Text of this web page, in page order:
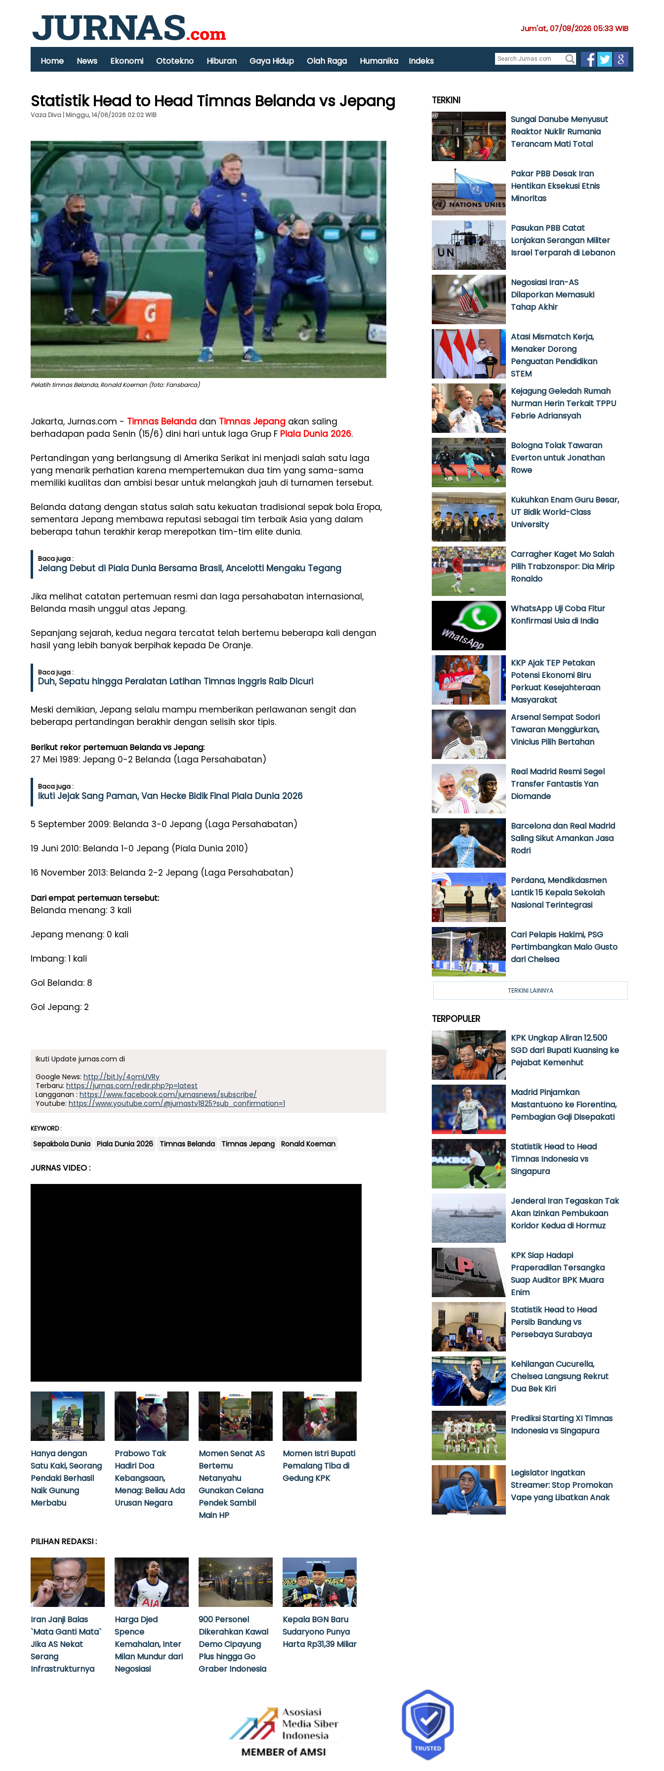
Jum'at, 07/08/2026 05:33 WIB
Home News Ekonomi Ototekno Hiburan Gaya Hidup Olah Raga Humanika Indeks
Statistik Head to Head Timnas Belanda vs Jepang
Vaza Diva | Minggu, 14/06/2026 02:02 WIB
Pelatih timnas Belanda, Ronald Koeman (foto: Fansbarca)
Jakarta, Jurnas.com - Timnas Belanda dan Timnas Jepang akan saling
berhadapan pada Senin (15/6) dini hari untuk laga Grup F Piala Dunia 2026.
Pertandingan yang berlangsung di Amerika Serikat ini menjadi salah satu laga
yang menarik perhatian karena mempertemukan dua tim yang sama-sama
memiliki kualitas dan ambisi besar untuk melangkah jauh di turnamen tersebut.
Belanda datang dengan status salah satu kekuatan tradisional sepak bola Eropa,
sementara Jepang membawa reputasi sebagai tim terbaik Asia yang dalam
beberapa tahun terakhir kerap merepotkan tim-tim elite dunia.
Baca juga :
Jelang Debut di Piala Dunia Bersama Brasil, Ancelotti Mengaku Tegang
Jika melihat catatan pertemuan resmi dan laga persahabatan internasional,
Belanda masih unggul atas Jepang.
Sepanjang sejarah, kedua negara tercatat telah bertemu beberapa kali dengan
hasil yang lebih banyak berpihak kepada De Oranje.
Baca juga :
Duh, Sepatu hingga Peralatan Latihan Timnas Inggris Raib Dicuri
Meski demikian, Jepang selalu mampu memberikan perlawanan sengit dan
beberapa pertandingan berakhir dengan selisih skor tipis.
Berikut rekor pertemuan Belanda vs Jepang:
27 Mei 1989: Jepang 0-2 Belanda (Laga Persahabatan)
Baca juga :
Ikuti Jejak Sang Paman, Van Hecke Bidik Final Piala Dunia 2026
5 September 2009: Belanda 3-0 Jepang (Laga Persahabatan)
19 Juni 2010: Belanda 1-0 Jepang (Piala Dunia 2010)
16 November 2013: Belanda 2-2 Jepang (Laga Persahabatan)
Dari empat pertemuan tersebut:
Belanda menang: 3 kali
Jepang menang: 0 kali
Imbang: 1 kali
Gol Belanda: 8
Gol Jepang: 2
Ikuti Update jurnas.com di
Google News: http://bit.ly/4omUVRy
Terbaru: https://jurnas.com/redir.php?p=latest
Langganan : https://www.facebook.com/jurnasnews/subscribe/
Youtube: https://www.youtube.com/@jurnastv1825?sub_confirmation=1
KEYWORD :
Sepakbola Dunia Piala Dunia 2026 Timnas Belanda Timnas Jepang Ronald Koeman
JURNAS VIDEO :
Hanya dengan
Satu Kaki, Seorang
Pendaki Berhasil
Naik Gunung
Merbabu
Prabowo Tak
Hadiri Doa
Kebangsaan,
Menag: Beliau Ada
Urusan Negara
Momen Senat AS
Bertemu
Netanyahu
Gunakan Celana
Pendek Sambil
Main HP
Momen Istri Bupati
Pemalang Tiba di
Gedung KPK
PILIHAN REDAKSI :
Iran Janji Balas
`Mata Ganti Mata`
Jika AS Nekat
Serang
Infrastrukturnya
Harga Djed
Spence
Kemahalan, Inter
Milan Mundur dari
Negosiasi
900 Personel
Dikerahkan Kawal
Demo Cipayung
Plus hingga Go
Graber Indonesia
Kepala BGN Baru
Sudaryono Punya
Harta Rp31,39 Miliar
TERKINI
Sungai Danube Menyusut
Reaktor Nuklir Rumania
Terancam Mati Total
Pakar PBB Desak Iran
Hentikan Eksekusi Etnis
Minoritas
Pasukan PBB Catat
Lonjakan Serangan Militer
Israel Terparah di Lebanon
Negosiasi Iran-AS
Dilaporkan Memasuki
Tahap Akhir
Atasi Mismatch Kerja,
Menaker Dorong
Penguatan Pendidikan
STEM
Kejagung Geledah Rumah
Nurman Herin Terkait TPPU
Febrie Adriansyah
Bologna Tolak Tawaran
Everton untuk Jonathan
Rowe
Kukuhkan Enam Guru Besar,
UT Bidik World-Class
University
Carragher Kaget Mo Salah
Pilih Trabzonspor: Dia Mirip
Ronaldo
WhatsApp Uji Coba Fitur
Konfirmasi Usia di India
KKP Ajak TEP Petakan
Potensi Ekonomi Biru
Perkuat Kesejahteraan
Masyarakat
Arsenal Sempat Sodori
Tawaran Menggiurkan,
Vinicius Pilih Bertahan
Real Madrid Resmi Segel
Transfer Fantastis Yan
Diomande
Barcelona dan Real Madrid
Saling Sikut Amankan Jasa
Rodri
Perdana, Mendikdasmen
Lantik 15 Kepala Sekolah
Nasional Terintegrasi
Cari Pelapis Hakimi, PSG
Pertimbangkan Malo Gusto
dari Chelsea
TERKINI LAINNYA
TERPOPULER
KPK Ungkap Aliran 12.500
SGD dari Bupati Kuansing ke
Pejabat Kemenhut
Madrid Pinjamkan
Mastantuono ke Fiorentina,
Pembagian Gaji Disepakati
Statistik Head to Head
Timnas Indonesia vs
Singapura
Jenderal Iran Tegaskan Tak
Akan Izinkan Pembukaan
Koridor Kedua di Hormuz
KPK Siap Hadapi
Praperadilan Tersangka
Suap Auditor BPK Muara
Enim
Statistik Head to Head
Persib Bandung vs
Persebaya Surabaya
Kehilangan Cucurella,
Chelsea Langsung Rekrut
Dua Bek Kiri
Prediksi Starting XI Timnas
Indonesia vs Singapura
Legislator Ingatkan
Streamer: Stop Promokan
Vape yang Libatkan Anak